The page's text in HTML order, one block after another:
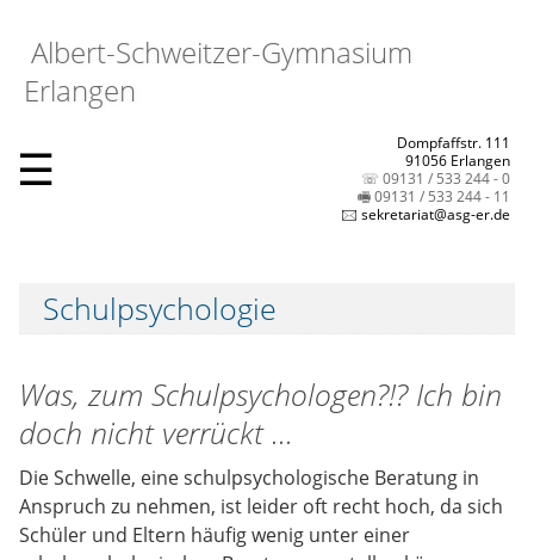
Albert-Schweitzer-Gymnasium
Erlangen
☰
Dompfaffstr. 111
91056 Erlangen
☏ 09131 / 533 244 - 0
🖷 09131 / 533 244 - 11
🖂 sekretariat@asg-er.de
Schulpsychologie
Was, zum Schulpsychologen?!? Ich bin
doch nicht verrückt ...
Die Schwelle, eine schulpsychologische Beratung in
Anspruch zu nehmen, ist leider oft recht hoch, da sich
Schüler und Eltern häufig wenig unter einer